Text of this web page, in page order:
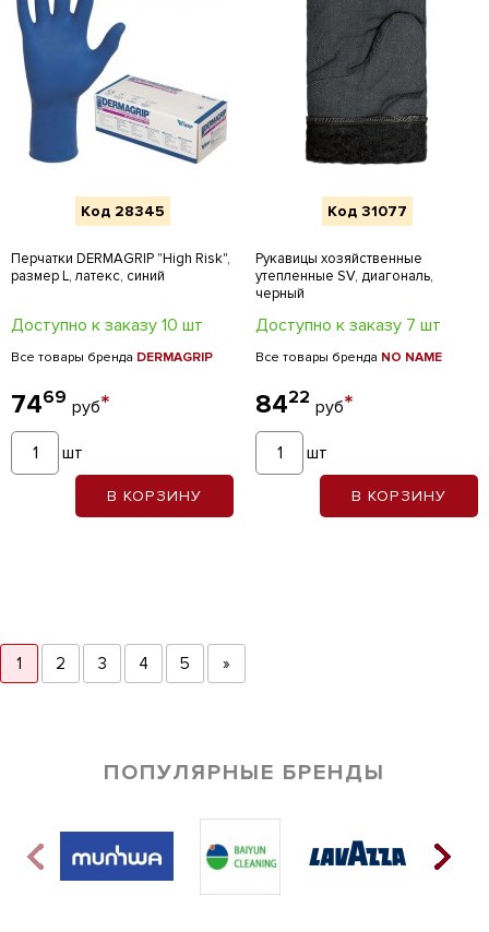
Код 28345
Перчатки DERMAGRIP "High Risk",
размер L, латекс, синий
Доступно к заказу 10 шт
Все товары бренда DERMAGRIP
7469 руб*
шт
В КОРЗИНУ
Код 31077
Рукавицы хозяйственные
утепленные SV, диагональ,
черный
Доступно к заказу 7 шт
Все товары бренда NO NAME
8422 руб*
шт
В КОРЗИНУ
1 2 3 4 5 »
ПОПУЛЯРНЫЕ БРЕНДЫ